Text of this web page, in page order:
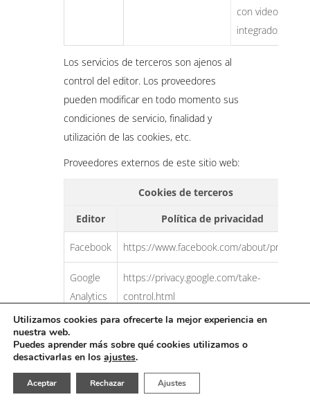
con videos
integrados.
Los servicios de terceros son ajenos al
control del editor. Los proveedores
pueden modificar en todo momento sus
condiciones de servicio, finalidad y
utilización de las cookies, etc.
Proveedores externos de este sitio web:
Cookies de terceros
Editor
Política de privacidad
Facebook https://www.facebook.com/about/privacy/
Google
Analytics
https://privacy.google.com/take-
control.html
Google
https://privacy.google.com/take-
control.html
Youtube
https://privacy.google.com/take-
control.html
Utilizamos cookies para ofrecerte la mejor experiencia en
nuestra web.
Puedes aprender más sobre qué cookies utilizamos o
desactivarlas en los ajustes.
Aceptar Rechazar Ajustes